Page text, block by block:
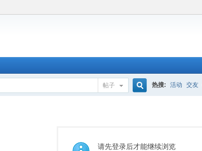
帖子
索
热搜: 活动 交友
请先登录后才能继续浏览